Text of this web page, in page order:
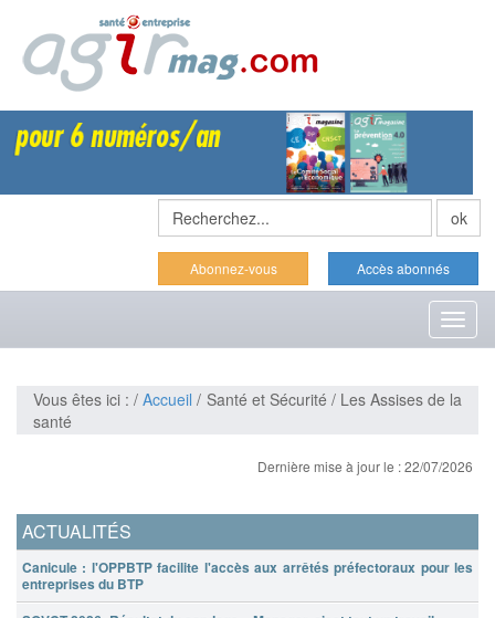
Abonnez-vous Accès abonnés
Vous êtes ici : /Accueil / Santé et Sécurité / Les Assises de la
santé
Dernière mise à jour le : 22/07/2026
ACTUALITÉS
Canicule : l'OPPBTP facilite l'accès aux arrêtés préfectoraux pour les
entreprises du BTP